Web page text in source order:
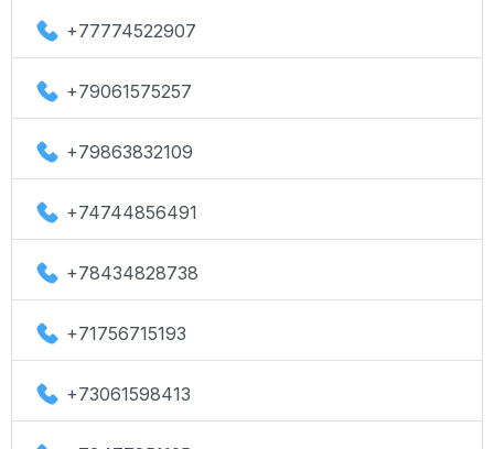
+77774522907
+79061575257
+79863832109
+74744856491
+78434828738
+71756715193
+73061598413